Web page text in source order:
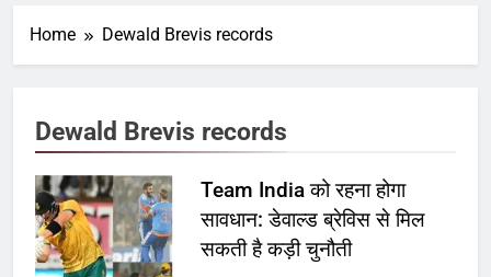
Home Dewald Brevis records
Dewald Brevis records
Team India को रहना होगा
सावधान: डेवाल्ड ब्रेविस से मिल
सकती है कड़ी चुनौती